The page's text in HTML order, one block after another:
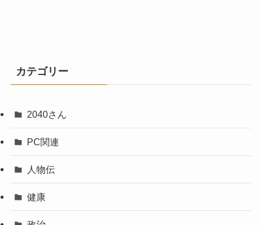
カテゴリー
2040さん
PC関連
人物伝
健康